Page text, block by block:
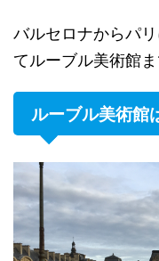
バルセロナからパ
てルーブル美術館ま
ルーブル美術館